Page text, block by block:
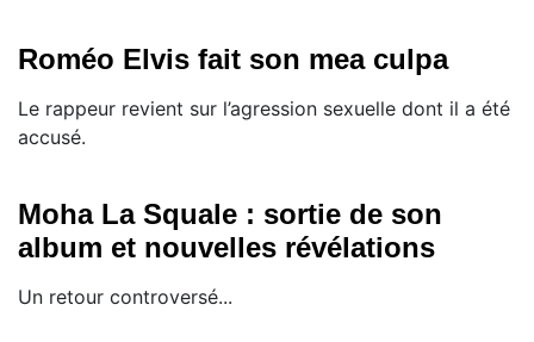
Roméo Elvis fait son mea culpa
Le rappeur revient sur l’agression sexuelle dont il a été
accusé.
Moha La Squale : sortie de son
album et nouvelles révélations
Un retour controversé...